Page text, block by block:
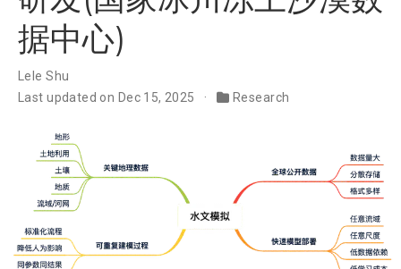
据中心)
Lele Shu
Last updated on Dec 15, 2025
Research